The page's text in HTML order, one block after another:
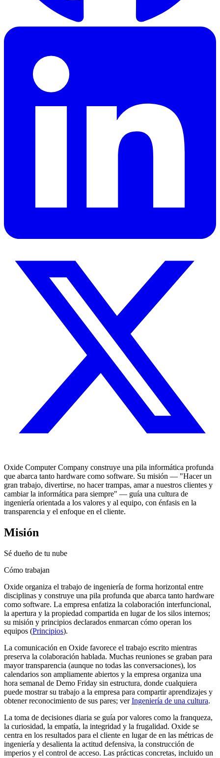
Oxide Computer Company construye una pila informática profunda
que abarca tanto hardware como software. Su misión — "Hacer un
gran trabajo, divertirse, no hacer trampas, amar a nuestros clientes y
cambiar la informática para siempre" — guía una cultura de
ingeniería orientada a los valores y al equipo, con énfasis en la
transparencia y el enfoque en el cliente.
Misión
Sé dueño de tu nube
Cómo trabajan
Oxide organiza el trabajo de ingeniería de forma horizontal entre
disciplinas y construye una pila profunda que abarca tanto hardware
como software. La empresa enfatiza la colaboración interfuncional,
la apertura y la propiedad compartida en lugar de los silos internos;
su misión y principios declarados enmarcan cómo operan los
equipos (Principios).
La comunicación en Oxide favorece el trabajo escrito mientras
preserva la colaboración hablada. Muchas reuniones se graban para
mayor transparencia (aunque no todas las conversaciones), los
calendarios son ampliamente abiertos y la empresa organiza una
hora semanal de Demo Friday sin estructura, donde cualquiera
puede mostrar su trabajo a la empresa para compartir aprendizajes y
obtener reconocimiento de sus pares; verIngeniería de una cultura.
La toma de decisiones diaria se guía por valores como la franqueza,
la curiosidad, la empatía, la integridad y la frugalidad. Oxide se
centra en los resultados para el cliente en lugar de en las métricas de
ingeniería y desalienta la actitud defensiva, la construcción de
imperios y el control de acceso. Las prácticas concretas, incluido un